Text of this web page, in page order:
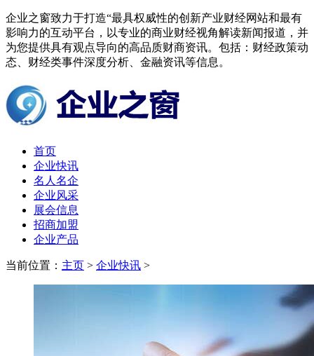
企业之窗致力于打造“最具权威性的创新产业财经网站和最有
影响力的互动平台，以专业的商业财经视角解读新闻报道，并
为您提供具有观点导向的高品质财商资讯。包括：财经政策动
态、财经类事件深度分析、金融资讯等信息。
首页
企业快讯
名人名企
企业风采
展会信息
招商加盟
企业产品
当前位置： 主页 > 企业快讯 >